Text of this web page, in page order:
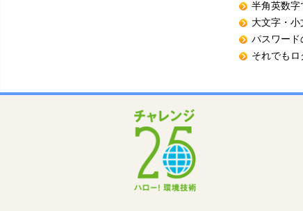
半角英数字
大文字・小
パスワード
それでも